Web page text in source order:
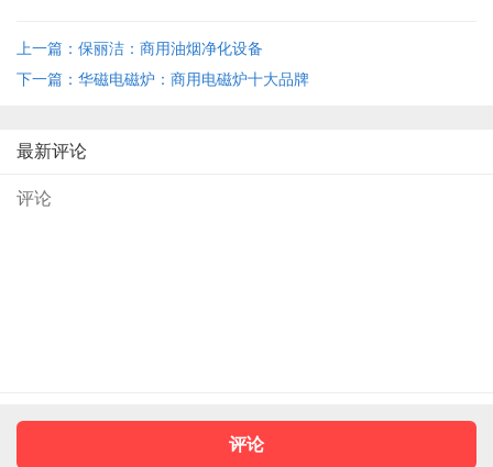
上一篇：保丽洁：商用油烟净化设备
下一篇：华磁电磁炉：商用电磁炉十大品牌
最新评论
评论